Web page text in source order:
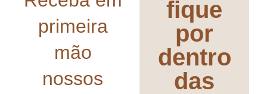
primeira
mão
nossos
fique
por
dentro
das